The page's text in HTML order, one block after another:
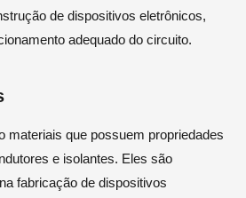
de dispositivos eletrônicos,
adequado do circuito.
materiais que possuem propriedades
e isolantes. Eles são
fabricação de dispositivos